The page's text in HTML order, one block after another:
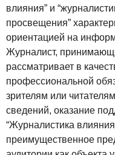
влияния” и
просвещения”
ориентацией на
Журналист,
рассматривает в
профессиональной
зрителям или
сведений, оказание
“Журналистика
преимущественное